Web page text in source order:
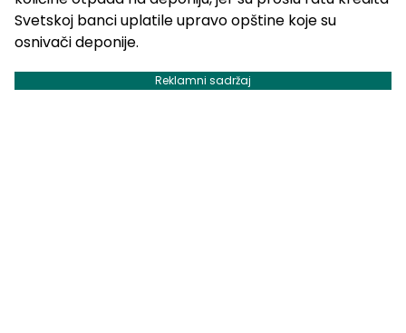
Svetskoj banci uplatile upravo opštine koje su
osnivači deponije.
Reklamni sadržaj